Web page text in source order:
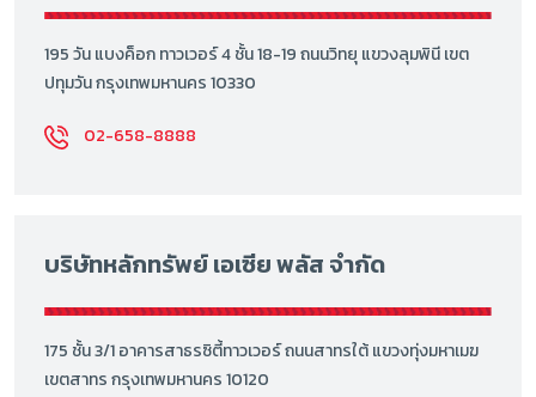
195 วัน แบงค็อก ทาวเวอร์ 4 ชั้น 18-19 ถนนวิทยุ แขวงลุมพินี เขต
ปทุมวัน กรุงเทพมหานคร 10330
02-658-8888
บริษัทหลักทรัพย์ เอเซีย พลัส จำกัด
175 ชั้น 3/1 อาคารสาธรซิตี้ทาวเวอร์ ถนนสาทรใต้ แขวงทุ่งมหาเมฆ
เขตสาทร กรุงเทพมหานคร 10120